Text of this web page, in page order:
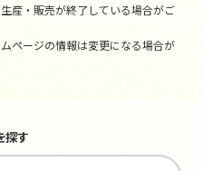
産・販売が終了している場合がご
ページの情報は変更になる場合が
探す